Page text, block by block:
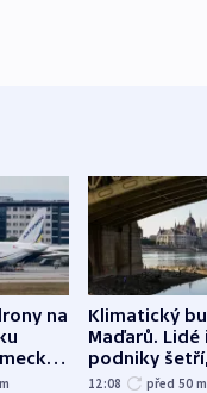
na
pokus
m
Klimatický
Maďarů. Lidé
podniky
omezuje se
12:08 před 50 m